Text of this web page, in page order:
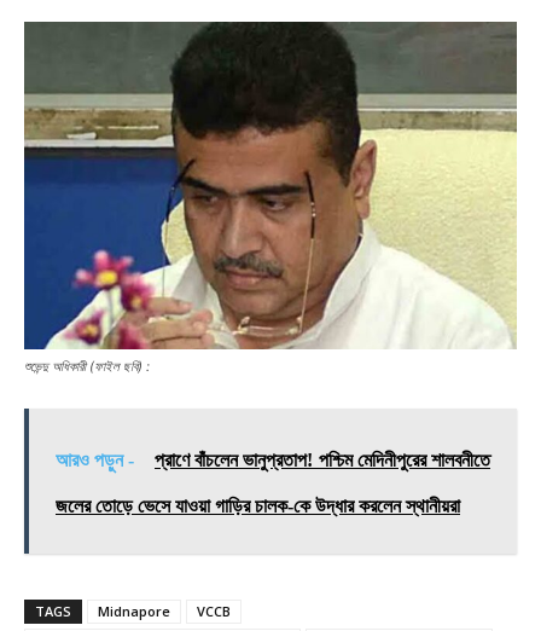
শুভেন্দু অধিকারী (ফাইল ছবি) :
আরও পড়ুন - প্রাণে বাঁচলেন ভানুপ্রতাপ! পশ্চিম মেদিনীপুরের শালবনীতে
জলের তোড়ে ভেসে যাওয়া গাড়ির চালক-কে উদ্ধার করলেন স্থানীয়রা
TAGS Midnapore
VCCB